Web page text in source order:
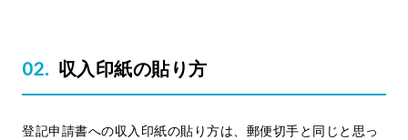
収入印紙の貼り方
登記申請書への収入印紙の貼り方は、郵便切手と同じと思っ